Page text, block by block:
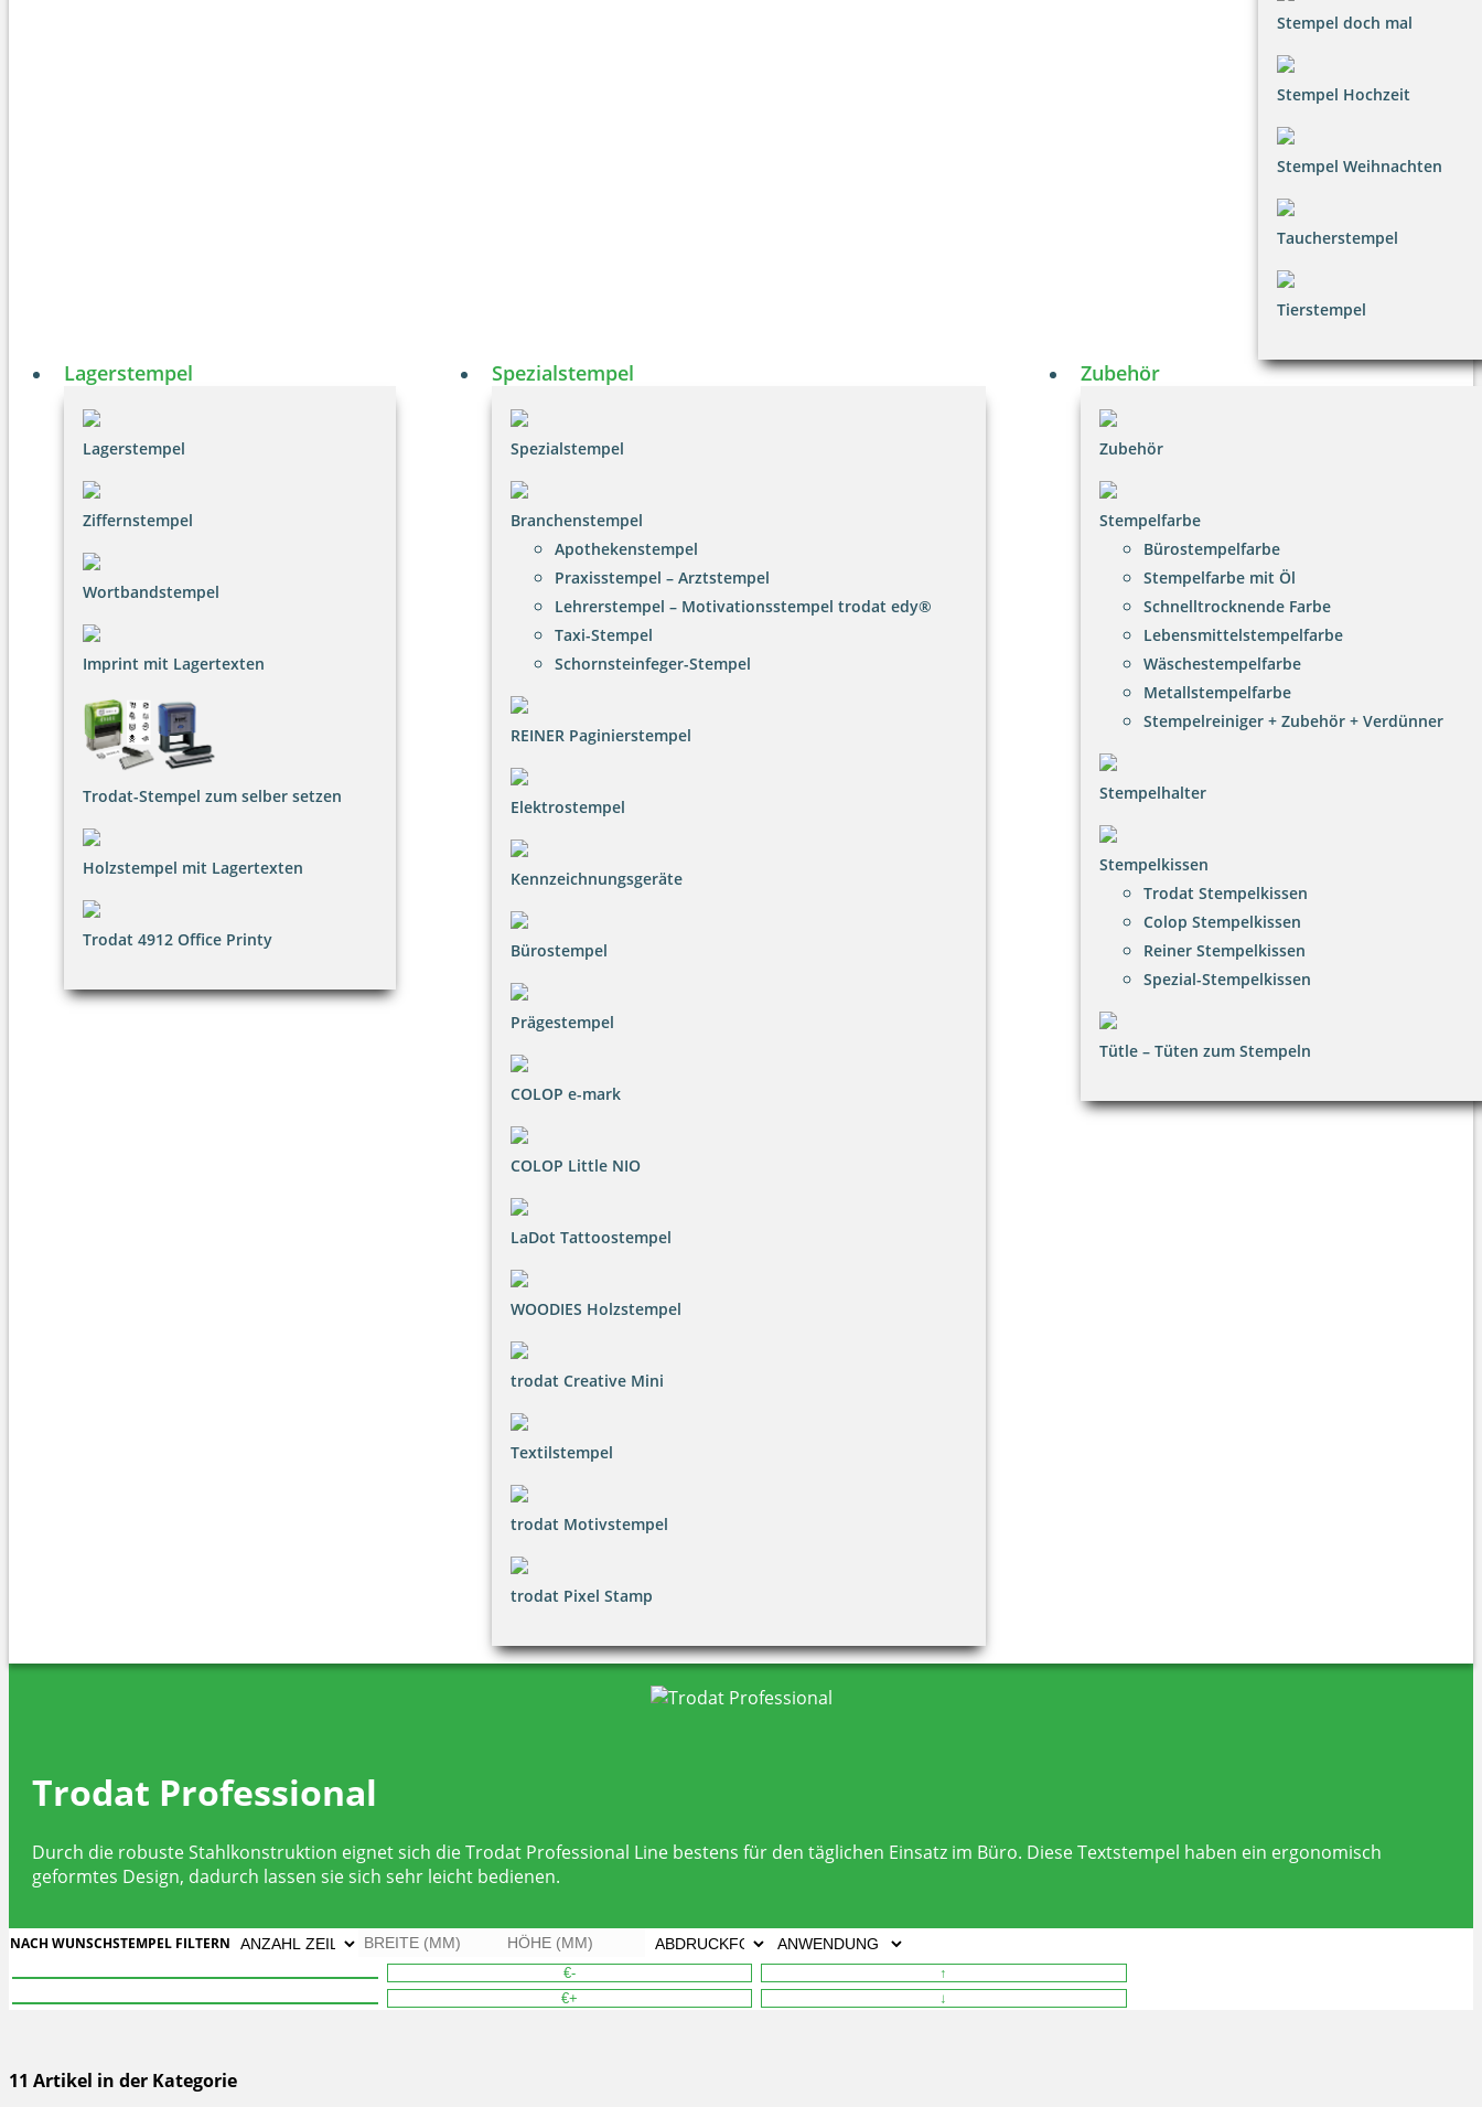
Stempel doch mal
Stempel Hochzeit
Stempel Weihnachten
Taucherstempel
Tierstempel
Lagerstempel
Lagerstempel
Ziffernstempel
Wortbandstempel
Imprint mit Lagertexten
Trodat-Stempel zum selber setzen
Holzstempel mit Lagertexten
Trodat 4912 Office Printy
Spezialstempel
Spezialstempel
Branchenstempel
Apothekenstempel
Praxisstempel – Arztstempel
Lehrerstempel – Motivationsstempel trodat edy®
Taxi-Stempel
Schornsteinfeger-Stempel
REINER Paginierstempel
Elektrostempel
Kennzeichnungsgeräte
Bürostempel
Prägestempel
COLOP e-mark
COLOP Little NIO
LaDot Tattoostempel
WOODIES Holzstempel
trodat Creative Mini
Textilstempel
trodat Motivstempel
trodat Pixel Stamp
Zubehör
Zubehör
Stempelfarbe
Bürostempelfarbe
Stempelfarbe mit Öl
Schnelltrocknende Farbe
Lebensmittelstempelfarbe
Wäschestempelfarbe
Metallstempelfarbe
Stempelreiniger + Zubehör + Verdünner
Stempelhalter
Stempelkissen
Trodat Stempelkissen
Colop Stempelkissen
Reiner Stempelkissen
Spezial-Stempelkissen
Tütle – Tüten zum Stempeln
Trodat Professional
Durch die robuste Stahlkonstruktion eignet sich die Trodat Professional Line bestens für den täglichen Einsatz im Büro. Diese Textstempel haben ein ergonomisch
geformtes Design, dadurch lassen sie sich sehr leicht bedienen.
NACH WUNSCHSTEMPEL FILTERN
€-
↑
€+
↓
11 Artikel in der Kategorie